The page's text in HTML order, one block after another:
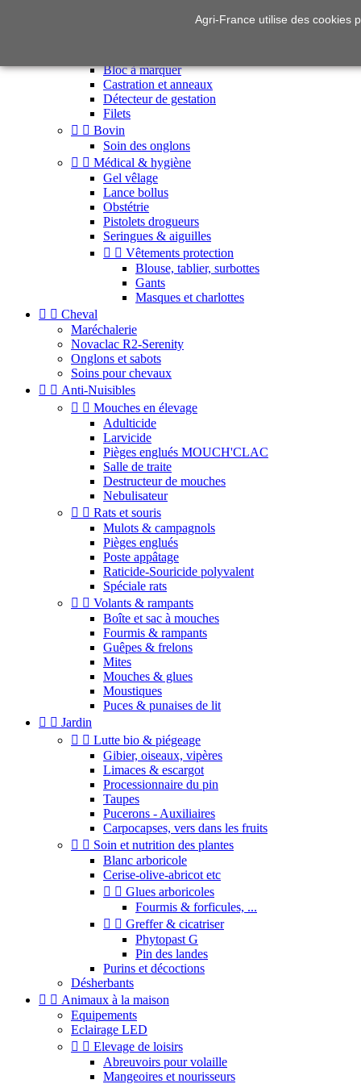
Bloc à marquer
Castration et anneaux
Détecteur de gestation
Filets
  Bovin
Soin des onglons
  Médical & hygiène
Gel vêlage
Lance bollus
Obstétrie
Pistolets drogueurs
Seringues & aiguilles
  Vêtements protection
Blouse, tablier, surbottes
Gants
Masques et charlottes
  Cheval
Maréchalerie
Novaclac R2-Serenity
Onglons et sabots
Soins pour chevaux
  Anti-Nuisibles
  Mouches en élevage
Adulticide
Larvicide
Pièges englués MOUCH'CLAC
Salle de traite
Destructeur de mouches
Nebulisateur
  Rats et souris
Mulots & campagnols
Pièges englués
Poste appâtage
Raticide-Souricide polyvalent
Spéciale rats
  Volants & rampants
Boîte et sac à mouches
Fourmis & rampants
Guêpes & frelons
Mites
Mouches & glues
Moustiques
Puces & punaises de lit
  Jardin
  Lutte bio & piégeage
Gibier, oiseaux, vipères
Limaces & escargot
Processionnaire du pin
Taupes
Pucerons - Auxiliaires
Carpocapses, vers dans les fruits
  Soin et nutrition des plantes
Blanc arboricole
Cerise-olive-abricot etc
  Glues arboricoles
Fourmis & forficules, ...
  Greffer & cicatriser
Phytopast G
Pin des landes
Purins et décoctions
Désherbants
  Animaux à la maison
Equipements
Eclairage LED
  Elevage de loisirs
Abreuvoirs pour volaille
Mangeoires et nourisseurs
Agri-France utilise des cookies